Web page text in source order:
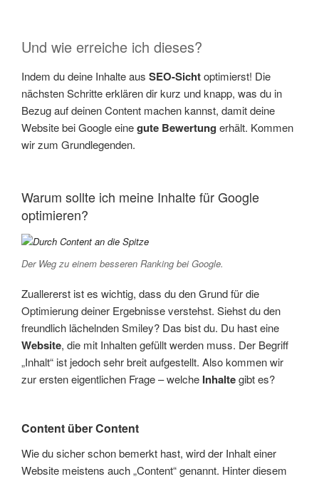
Und wie erreiche ich dieses?
Indem du deine Inhalte aus SEO-Sichtoptimierst! Die
nächsten Schritte erklären dir kurz und knapp, was du in
Bezug auf deinen Content machen kannst, damit deine
Website bei Google einegute Bewertung erhält. Kommen
wir zum Grundlegenden.
Warum sollte ich meine Inhalte für Google
optimieren?
Der Weg zu einem besseren Ranking bei Google.
Zuallererst ist es wichtig, dass du den Grund für die
Optimierung deiner Ergebnisse verstehst. Siehst du den
freundlich lächelnden Smiley? Das bist du. Du hast eine
Website, die mit Inhalten gefüllt werden muss. Der Begriff
„Inhalt“ ist jedoch sehr breit aufgestellt. Also kommen wir
zur ersten eigentlichen Frage – welche Inhaltegibt es?
Content über Content
Wie du sicher schon bemerkt hast, wird der Inhalt einer
Website meistens auch „Content“ genannt. Hinter diesem